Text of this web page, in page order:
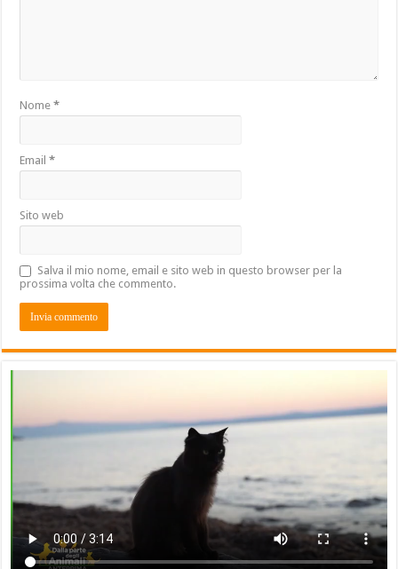
Nome*
Email*
Sito web
Salva il mio nome, email e sito web in questo browser per la
prossima volta che commento.